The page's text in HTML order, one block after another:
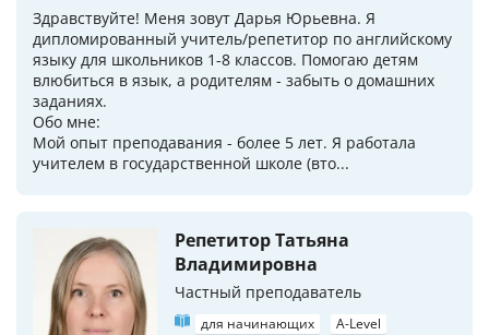
Здравствуйте! Меня зовут Дарья Юрьевна. Я
дипломированный учитель/репетитор по английскому
языку для школьников 1-8 классов. Помогаю детям
влюбиться в язык, а родителям - забыть о домашних
заданиях.
Обо мне:
Мой опыт преподавания - более 5 лет. Я работала
учителем в государственной школе (вто...
Репетитор Татьяна
Владимировна
Частный преподаватель
для начинающих
A-Level